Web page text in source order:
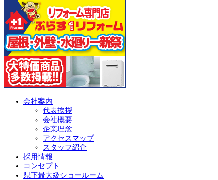
会社案内
代表挨拶
会社概要
企業理念
アクセスマップ
スタッフ紹介
採用情報
コンセプト
県下最大級ショールーム